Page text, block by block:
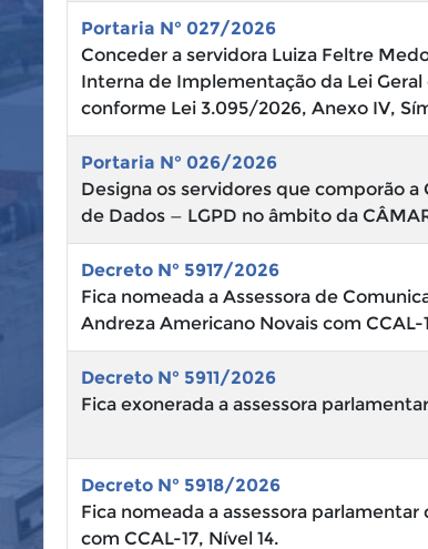
Portaria N° 027/2026
Conceder a servidora Luiza Feltre
Interna de Implementação da Lei
conforme Lei 3.095/2026, Anexo IV,
Portaria N° 026/2026
Designa os servidores que comporão
de Dados — LGPD no âmbito da
Decreto N° 5917/2026
Fica nomeada a Assessora de
Andreza Americano Novais com CCAL-
Decreto N° 5911/2026
Fica exonerada a assessora
Decreto N° 5918/2026
Fica nomeada a assessora
com CCAL-17, Nível 14.